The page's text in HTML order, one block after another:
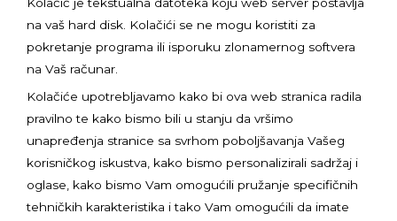
na vaš hard disk. Kolačići se ne mogu koristiti za
pokretanje programa ili isporuku zlonamernog softvera
na Vaš računar.
Kolačiće upotrebljavamo kako bi ova web stranica radila
pravilno te kako bismo bili u stanju da vršimo
unapređenja stranice sa svrhom poboljšavanja Vašeg
korisničkog iskustva, kako bismo personalizirali sadržaj i
oglase, kako bismo Vam omogućili pružanje specifičnih
tehničkih karakteristika i tako Vam omogućili da imate